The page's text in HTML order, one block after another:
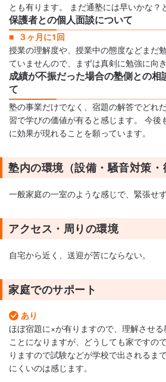
とも有ります。 まだ通塾には早いかな？
保護者との個人面談について
３ヶ月に1回
授業の理解度や、授業中の態度などまだ
ていませんので、まずは真剣に勉強に向
成績が不振だった場合の塾側との相
て
塾の事業だけでなく、宿題の解答でどれ
習で学びの価値が有ると感じます。 今後
に効果が現れることを願っています。
塾内の環境（設備・騒音対策・
一般家庭の一室のような感じで、緊張せ
アクセス・周りの環境
自宅から近く、送迎が苦にならない。
家庭でのサポート
あり
ほぼ宿題に×が有りますので、理解させ
ことになりますが、どうしても家ですの
りますので試験などが学校で出されるま
にくいのは感じます。